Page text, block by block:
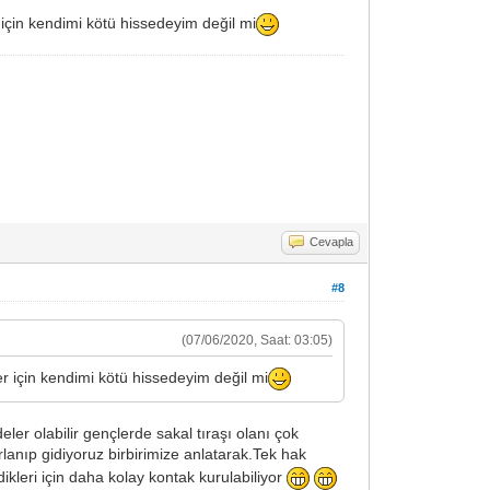
kendimi kötü hissedeyim değil mi
Cevapla
#8
(07/06/2020, Saat: 03:05)
için kendimi kötü hissedeyim değil mi
olabilir gençlerde sakal tıraşı olanı çok
gidiyoruz birbirimize anlatarak.Tek hak
için daha kolay kontak kurulabiliyor